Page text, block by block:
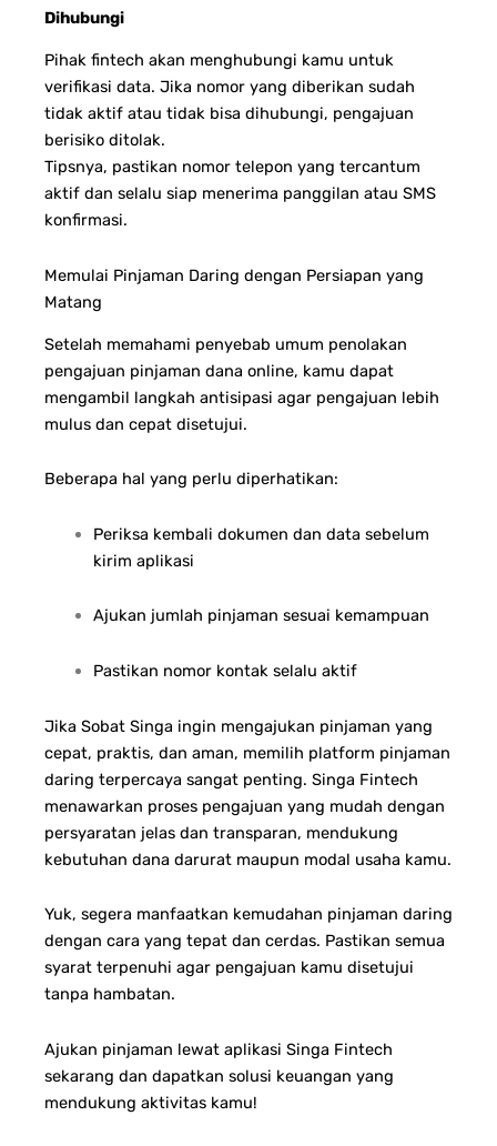
Dihubungi
Pihak fintech akan menghubungi kamu untuk
verifikasi data. Jika nomor yang diberikan sudah
tidak aktif atau tidak bisa dihubungi, pengajuan
berisiko ditolak.
Tipsnya, pastikan nomor telepon yang tercantum
aktif dan selalu siap menerima panggilan atau SMS
konfirmasi.
Memulai Pinjaman Daring dengan Persiapan yang
Matang
Setelah memahami penyebab umum penolakan
pengajuan pinjaman dana online, kamu dapat
mengambil langkah antisipasi agar pengajuan lebih
mulus dan cepat disetujui.
Beberapa hal yang perlu diperhatikan:
Periksa kembali dokumen dan data sebelum
kirim aplikasi
Ajukan jumlah pinjaman sesuai kemampuan
Pastikan nomor kontak selalu aktif
Jika Sobat Singa ingin mengajukan pinjaman yang
cepat, praktis, dan aman, memilih platform pinjaman
daring terpercaya sangat penting. Singa Fintech
menawarkan proses pengajuan yang mudah dengan
persyaratan jelas dan transparan, mendukung
kebutuhan dana darurat maupun modal usaha kamu.
Yuk, segera manfaatkan kemudahan pinjaman daring
dengan cara yang tepat dan cerdas. Pastikan semua
syarat terpenuhi agar pengajuan kamu disetujui
tanpa hambatan.
Ajukan pinjaman lewat aplikasi Singa Fintech
sekarang dan dapatkan solusi keuangan yang
mendukung aktivitas kamu!